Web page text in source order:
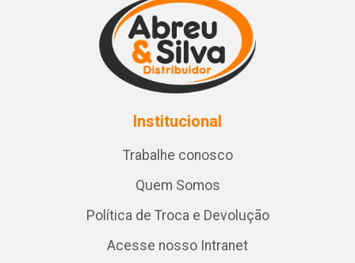
Institucional
Trabalhe conosco
Quem Somos
Política de Troca e Devolução
Acesse nosso Intranet